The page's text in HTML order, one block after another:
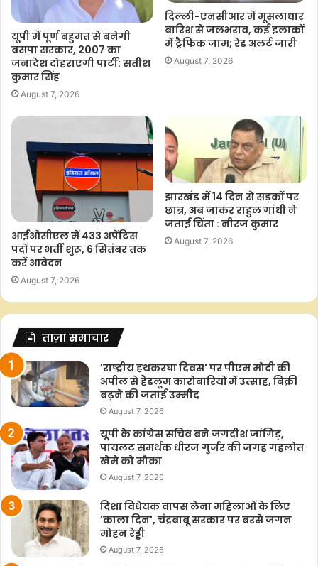
यूपी में पूर्ण बहुमत से बनेगी
बसपा सरकार, 2007 का
जनादेश दोहराएगी पार्टी: सतीश
कुमार सिंह
August 7, 2026
दिल्ली-एनसीआर में मूसलाधार
बारिश से जलभराव, कई इलाकों
में ट्रैफिक जाम; रेड अलर्ट जारी
August 7, 2026
आईओसीएल में 433 अप्रेंटिस
पदों पर भर्ती शुरू, 6 सितंबर तक
करें आवेदन
August 7, 2026
झारखंड में 14 दिन से सड़कों पर
छात्र, अब जाकर राहुल गांधी ने
जताई चिंता : नीरज कुमार
August 7, 2026
ताज़ा समाचार
'राष्ट्रीय हथकरघा दिवस' पर पीएम मोदी की
अपील से हैंडलूम कारोबारियों में उत्साह, बिक्री
बढ़ने की जताई उम्मीद
August 7, 2026
यूपी के कांग्रेस सचिव बने जगदीश जांगिड़,
पायलट समर्थक धीरज गुर्जर की जगह गहलोत
खेमे को मौका
August 7, 2026
दिशा विधेयक वापस लेना महिलाओं के लिए
'काला दिन', चंद्रबाबू सरकार पर बरसे जगन
मोहन रेड्डी
August 7, 2026